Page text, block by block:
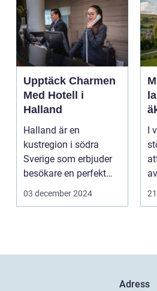
Upptäck Charmen
Med Hotell i
Halland
Halland är en
kustregion i södra
Sverige som erbjuder
besökare en perfekt
blandning a...
03 december 2024
I
Adress